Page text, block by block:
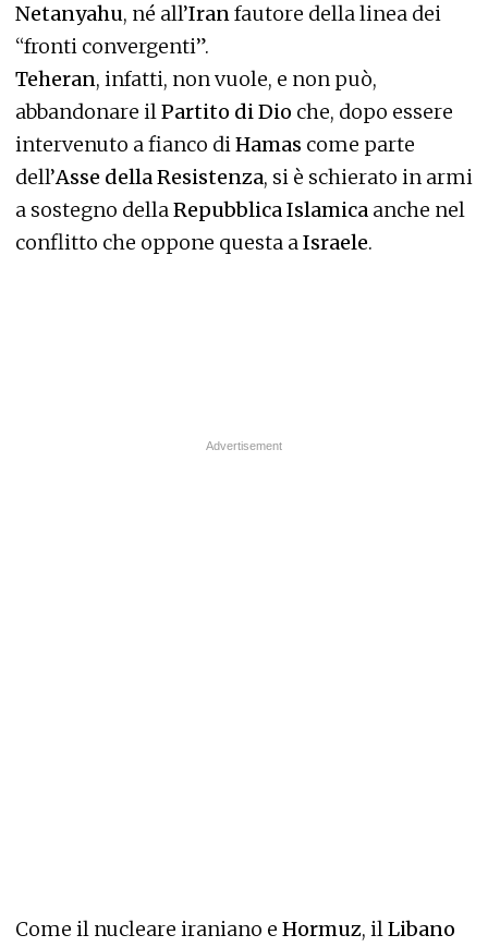
Netanyahu, né all’Iranfautore della linea dei
“fronti convergenti”.
Teheran, infatti, non vuole, e non può,
abbandonare ilPartito di Dio che, dopo essere
intervenuto a fianco diHamas come parte
dell’Asse della Resistenza, si è schierato in armi
a sostegno dellaRepubblica Islamica anche nel
conflitto che oppone questa aIsraele.
Come il nucleare iraniano e Hormuz, ilLibano